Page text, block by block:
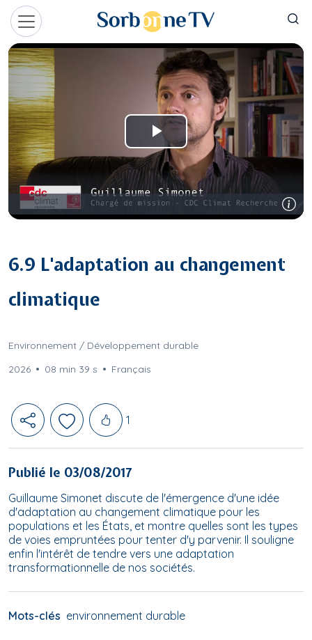
Aller au contenu principal
6.9 L'adaptation au changement
climatique
Environnement / Développement durable
2026
08 min 39 s Français
Likes
1
Publié le 03/08/2017
Guillaume Simonet discute de l'émergence d'une idée
d'adaptation au changement climatique pour les
populations et les États, et montre quelles sont les types
de voies empruntées pour tenter d'y parvenir. Il souligne
enfin l'intérêt de tendre vers une adaptation
transformationnelle de nos sociétés.
Mots-clés environnement durable
Panneau de gestion des cookies